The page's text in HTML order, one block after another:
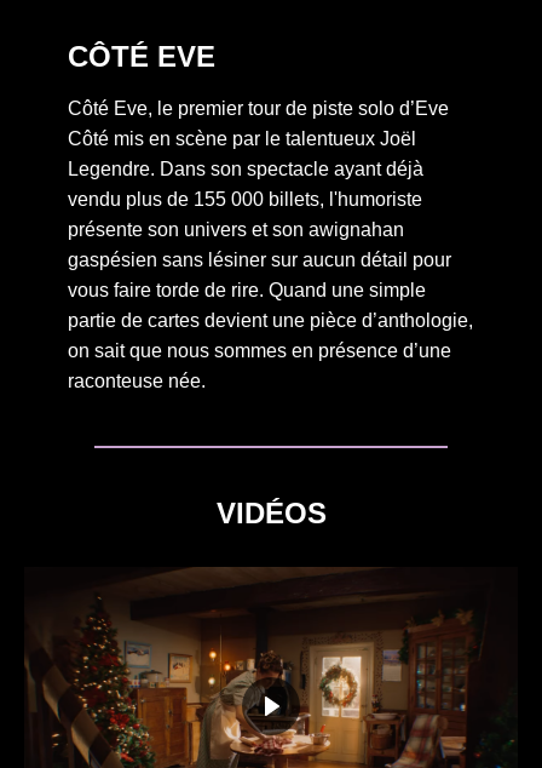
CÔTÉ EVE
Côté Eve, le premier tour de piste solo d’Eve
Côté mis en scène par le talentueux Joël
Legendre. Dans son spectacle ayant déjà
vendu plus de 155 000 billets, l'humoriste
présente son univers et son awignahan
gaspésien sans lésiner sur aucun détail pour
vous faire torde de rire. Quand une simple
partie de cartes devient une pièce d’anthologie,
on sait que nous sommes en présence d’une
raconteuse née.
VIDÉOS